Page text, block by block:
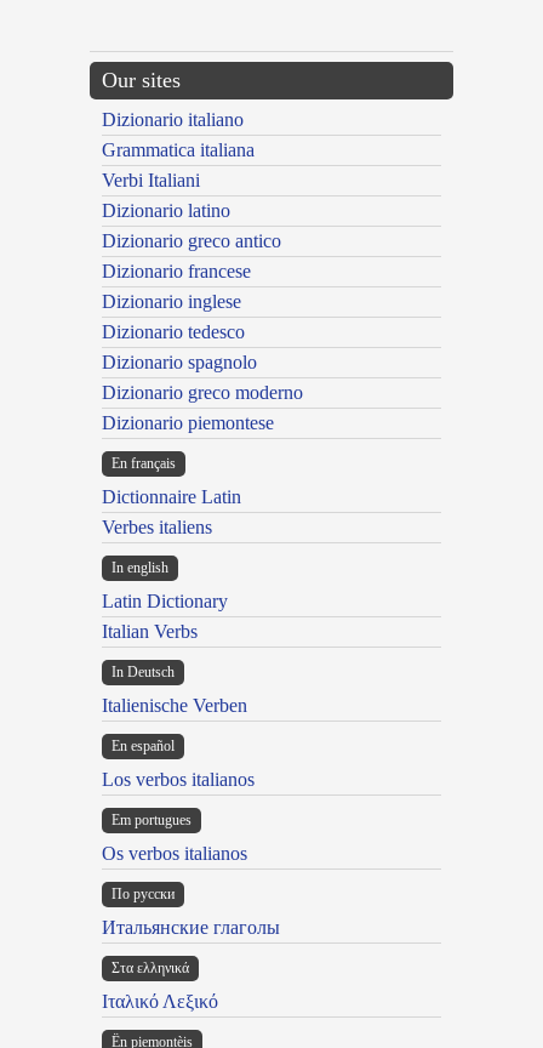
Our sites
Dizionario italiano
Grammatica italiana
Verbi Italiani
Dizionario latino
Dizionario greco antico
Dizionario francese
Dizionario inglese
Dizionario tedesco
Dizionario spagnolo
Dizionario greco moderno
Dizionario piemontese
En français
Dictionnaire Latin
Verbes italiens
In english
Latin Dictionary
Italian Verbs
In Deutsch
Italienische Verben
En español
Los verbos italianos
Em portugues
Os verbos italianos
По русски
Итальянские глаголы
Στα ελληνικά
Ιταλικό Λεξικό
Ën piemontèis